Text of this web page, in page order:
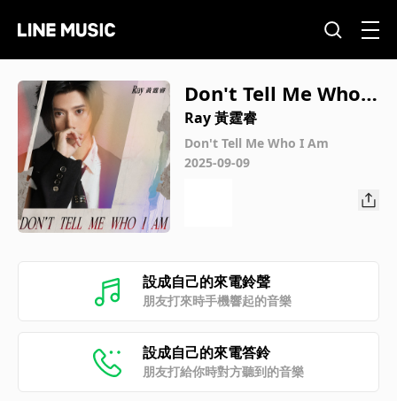
Don't Tell Me Who I
Am (電影《96分鐘》
角色宣傳曲)
Ray 黃霆睿
Don't Tell Me Who I Am
2025-09-09
設成自己的來電鈴聲
朋友打來時手機響起的音樂
設成自己的來電答鈴
朋友打給你時對方聽到的音樂